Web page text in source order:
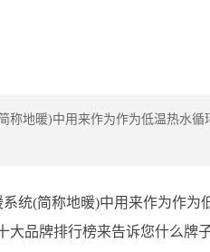
称地暖)中用来作为作为低温热水
统(简称地暖)中用来作为作
品牌排行榜来告诉您什么牌